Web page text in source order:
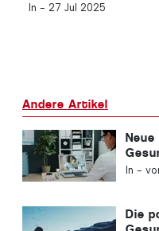
In - 27 Jul 2025
Andere Artikel
In -
Die